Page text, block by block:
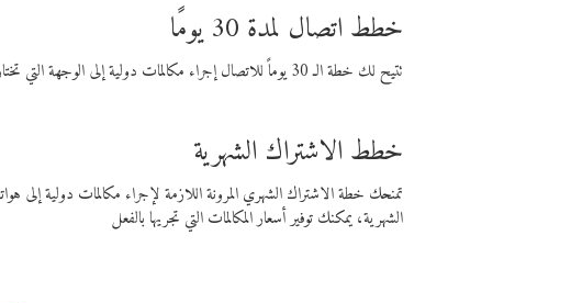
خطط اتصال لمدة 30 يومًا
تتيح لك خطة الـ 30 يوماً للاتصال إجراء مكالمات دولية إلى الوجهة التي تختارها لمدة 30 يوماً بأسعار فايبر المنخفضة.
خطط الاشتراك الشهرية
تمنحك خطة الاشتراك الشهري المرونة اللازمة لإجراء مكالمات دولية
الشهرية، يمكنك توفير أسعار المكالمات التي تجريها بالفعل